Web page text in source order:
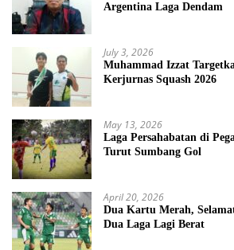
Argentina Laga Dendam
July 3, 2026
Muhammad Izzat
Kerjurnas Squash 2026
May 13, 2026
Laga Persahabatan di
Turut Sumbang Gol
April 20, 2026
Dua Kartu Merah,
Dua Laga Lagi Berat